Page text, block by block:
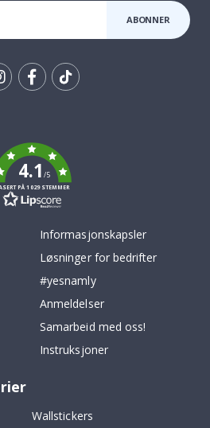
ABONNER
4.1/5
PÅ 1029 STEMMER
Informasjonskapsler
Løsninger for bedrifter
#yesnamly
Anmeldelser
Samarbeid med oss!
Instruksjoner
Wallstickers